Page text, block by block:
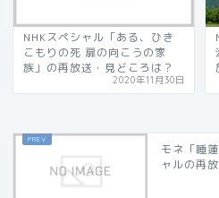
NHKスペシャル「ある、ひき
こもりの死 扉の向こうの家
族」の再放送・見どころは？
2020年11月30日
モネ「睡
ャルの再